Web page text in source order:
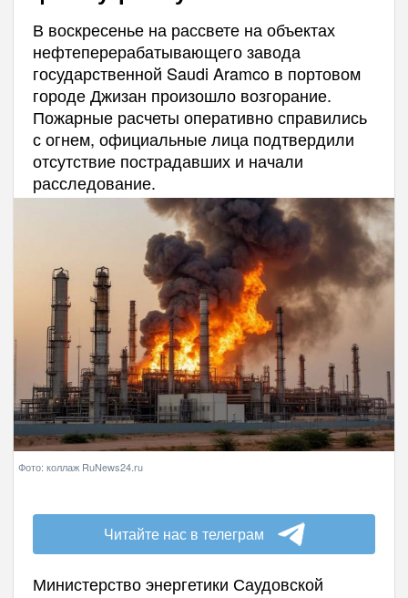
В воскресенье на рассвете на объектах
нефтеперерабатывающего завода
государственной Saudi Aramco в портовом
городе Джизан произошло возгорание.
Пожарные расчеты оперативно справились
с огнем, официальные лица подтвердили
отсутствие пострадавших и начали
расследование.
Фото: коллаж RuNews24.ru
Читайте нас в телеграм
Министерство энергетики Саудовской